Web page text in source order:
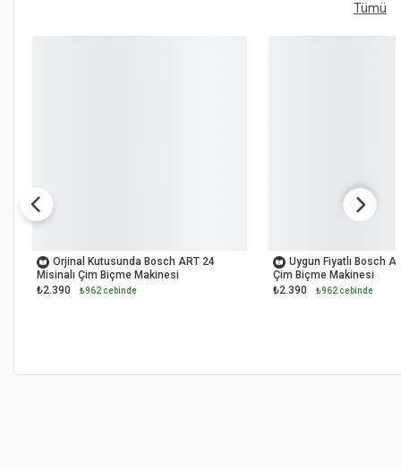
Tümü
Orjinal Kutusunda Bosch ART 24
Misinalı Çim Biçme Makinesi
₺2.390
₺962 cebinde
Uygun Fiyatlı Bosch
Çim Biçme Makinesi
₺2.390
₺962 cebinde